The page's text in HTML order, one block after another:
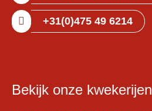
+31(0)475 49 6214
Bekijk onze kwekerijen